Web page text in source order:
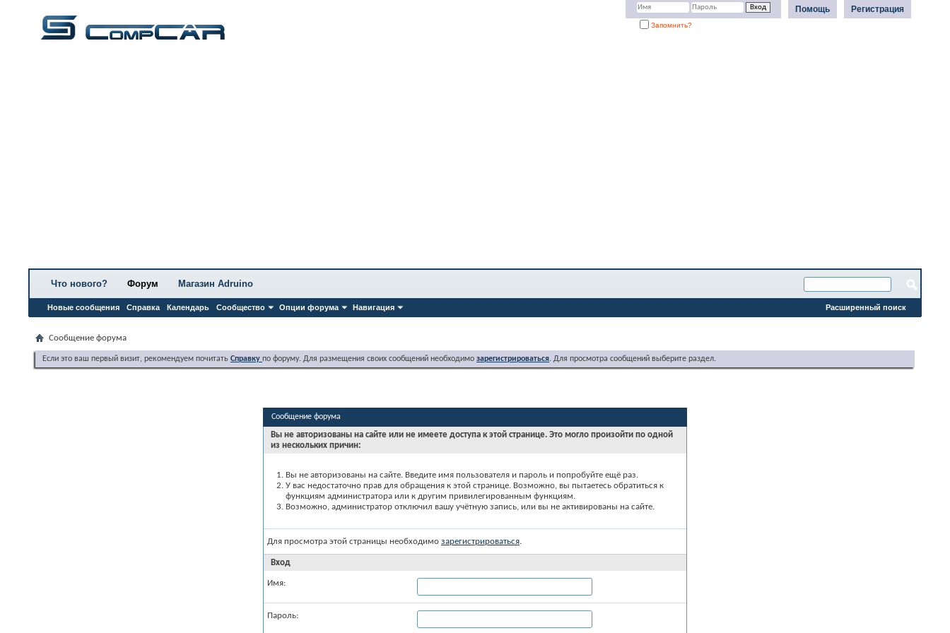
Регистрация
Помощь
Запомнить?
Что нового? Форум
Новые сообщения Справка Календарь Сообщество Опции форума Навигация
Магазин Adruino
Расширенный поиск
Сообщение форума
Если это ваш первый визит, рекомендуем почитать Справку по форуму. Для размещения своих сообщений необходимо зарегистрироваться. Для просмотра сообщений выберите раздел.
Сообщение форума
Вы не авторизованы на сайте или не имеете доступа к этой странице. Это могло произойти по одной
из нескольких причин:
Вы не авторизованы на сайте. Введите имя пользователя и пароль и попробуйте ещё раз.
У вас недостаточно прав для обращения к этой странице. Возможно, вы пытаетесь обратиться к
функциям администратора или к другим привилегированным функциям.
Возможно, администратор отключил вашу учётную запись, или вы не активированы на сайте.
Для просмотра этой страницы необходимо зарегистрироваться.
Вход
Имя:
Пароль: